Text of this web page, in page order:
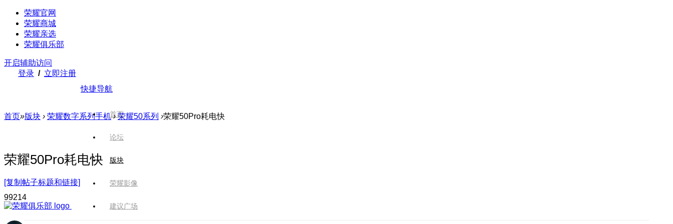
荣耀官网
荣耀商城
荣耀亲选
荣耀俱乐部
开启辅助访问
登录 / 立即注册
快捷导航
首页
论坛
版块
荣耀影像
建议广场
首页»版块 › 荣耀数字系列手机 › 荣耀50系列 ›荣耀50Pro耗电快
荣耀50Pro耗电快
[复制帖子标题和链接]
99214